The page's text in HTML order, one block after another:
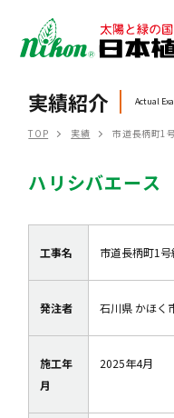
実績紹介 Actual
TOP 実績 市道長柄町1
ハリシバエース
工事名 市道長柄町1
発注者 石川県 かほく
施工年
月
2025年4月